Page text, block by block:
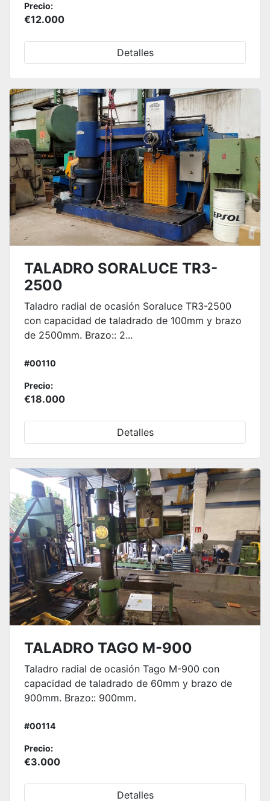
Precio:
€12.000
Detalles
TALADRO SORALUCE TR3-
2500
Taladro radial de ocasión Soraluce TR3-2500
con capacidad de taladrado de 100mm y brazo
de 2500mm. Brazo:: 2...
#00110
Precio:
€18.000
Detalles
TALADRO TAGO M-900
Taladro radial de ocasión Tago M-900 con
capacidad de taladrado de 60mm y brazo de
900mm. Brazo:: 900mm.
#00114
Precio:
€3.000
Detalles